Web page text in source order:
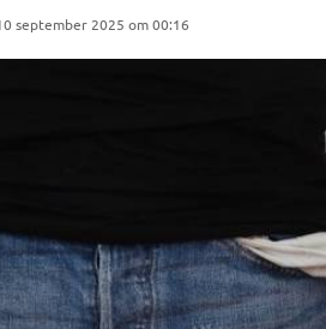
september 2025 om 00:16